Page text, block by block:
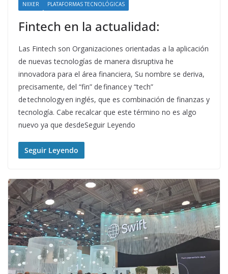
NIIXER PLATAFORMAS TECNOLÓGICAS
Fintech en la actualidad:
Las Fintech son Organizaciones orientadas a la aplicación
de nuevas tecnologías de manera disruptiva he
innovadora para el área financiera, Su nombre se deriva,
precisamente, del “fin” de finance y “tech”
de technology en inglés, que es combinación de finanzas y
tecnología. Cabe recalcar que este término no es algo
nuevo ya que desdeSeguir Leyendo
Seguir Leyendo